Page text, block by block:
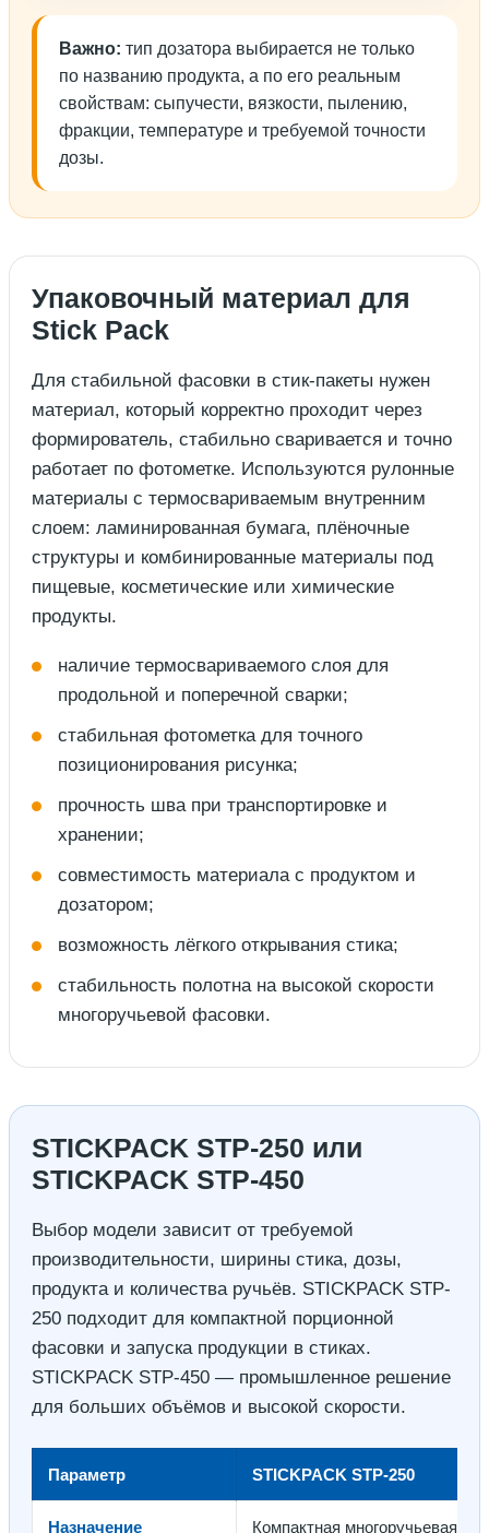
Важно: тип дозатора выбирается не только
по названию продукта, а по его реальным
свойствам: сыпучести, вязкости, пылению,
фракции, температуре и требуемой точности
дозы.
Упаковочный материал для
Stick Pack
Для стабильной фасовки в стик-пакеты нужен
материал, который корректно проходит через
формирователь, стабильно сваривается и точно
работает по фотометке. Используются рулонные
материалы с термосвариваемым внутренним
слоем: ламинированная бумага, плёночные
структуры и комбинированные материалы под
пищевые, косметические или химические
продукты.
наличие термосвариваемого слоя для
продольной и поперечной сварки;
стабильная фотометка для точного
позиционирования рисунка;
прочность шва при транспортировке и
хранении;
совместимость материала с продуктом и
дозатором;
возможность лёгкого открывания стика;
стабильность полотна на высокой скорости
многоручьевой фасовки.
STICKPACK STP-250 или
STICKPACK STP-450
Выбор модели зависит от требуемой
производительности, ширины стика, дозы,
продукта и количества ручьёв. STICKPACK STP-
250 подходит для компактной порционной
фасовки и запуска продукции в стиках.
STICKPACK STP-450 — промышленное решение
для больших объёмов и высокой скорости.
Параметр STICKPACK STP-250
Назначение Компактная многоручьевая